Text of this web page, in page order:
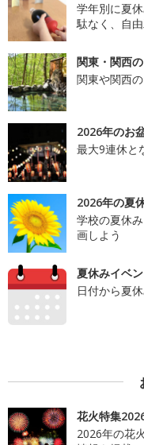
学年別に夏
駄なく、自
関東・関西
関東や関西
2026年のお
最大9連休と
2026年の夏
学校の夏休
画しよう
夏休みイベ
日付から夏
花火特集
2026年の花